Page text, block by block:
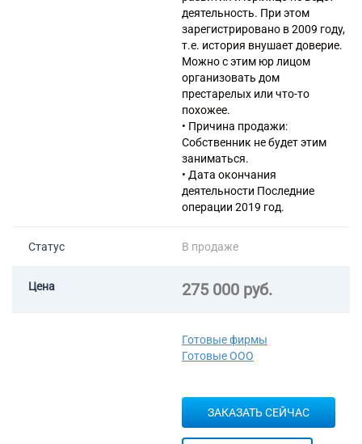
деятельность. При этом
зарегистрировано в 2009 году,
т.е. история внушает доверие.
Можно с этим юр лицом
организовать дом
престарелых или что-то
похожее.
• Причина продажи:
Собственник не будет этим
заниматься.
• Дата окончания
деятельности Последние
операции 2019 год.
Статус В продаже
Цена 275 000 руб.
Готовые фирмы
Готовые ООО
ЗАКАЗАТЬ СЕЙЧАС